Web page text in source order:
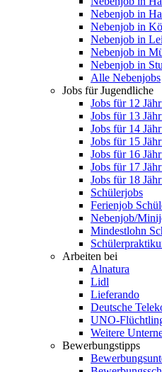
Nebenjob in
Nebenjob in
Nebenjob in
Nebenjob in
Nebenjob in
Alle Nebenjobs
Jobs für Jugendliche
Jobs für 12
Jobs für 13
Jobs für 14
Jobs für 15
Jobs für 16
Jobs für 17
Jobs für 18
Schülerjobs
Ferienjob
Nebenjob/
Mindestlohn
Arbeiten bei
Alnatura
Lidl
Lieferando
Deutsche
UNO-
Weitere
Bewerbungstipps